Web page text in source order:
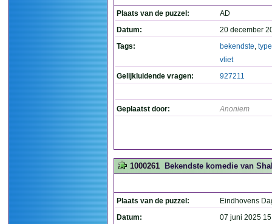
Plaats van de puzzel:
AD
Datum:
20 december
Tags:
bekendste,
vliet
Gelijkluidende vragen:
927211
Geplaatst door: Anoniem
1000261 Bekendste komedie van
Plaats van de puzzel:
Eindhovens
Datum:
07 juni 2025